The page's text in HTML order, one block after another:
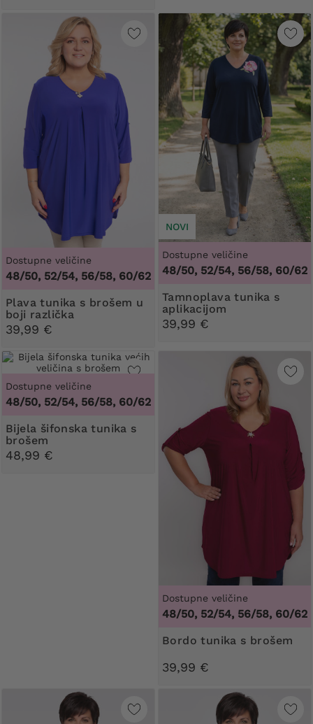
Dostupne veličine
48/50, 52/54, 56/58, 60/62
Plava tunika s brošem u
boji različka
39,99 €
NOVI
Dostupne veličine
48/50, 52/54, 56/58, 60/62
Tamnoplava tunika s
aplikacijom
39,99 €
Dostupne veličine
48/50, 52/54, 56/58, 60/62
Bijela šifonska tunika s
brošem
48,99 €
Dostupne veličine
48/50, 52/54, 56/58, 60/62
Bordo tunika s brošem
39,99 €